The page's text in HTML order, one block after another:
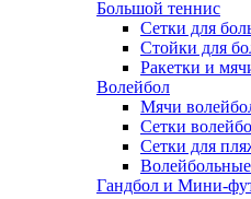
Большой теннис
Сетки для
Стойки для
Ракетки и
Волейбол
Мячи
Сетки
Сетки для
Гандбол и Мини-